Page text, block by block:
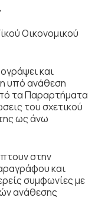
Οικονομικού
και
υπό ανάθεση
τα Παραρτήματα
του σχετικού
ως άνω
στην
και
συμφωνίες με
ανάθεσης